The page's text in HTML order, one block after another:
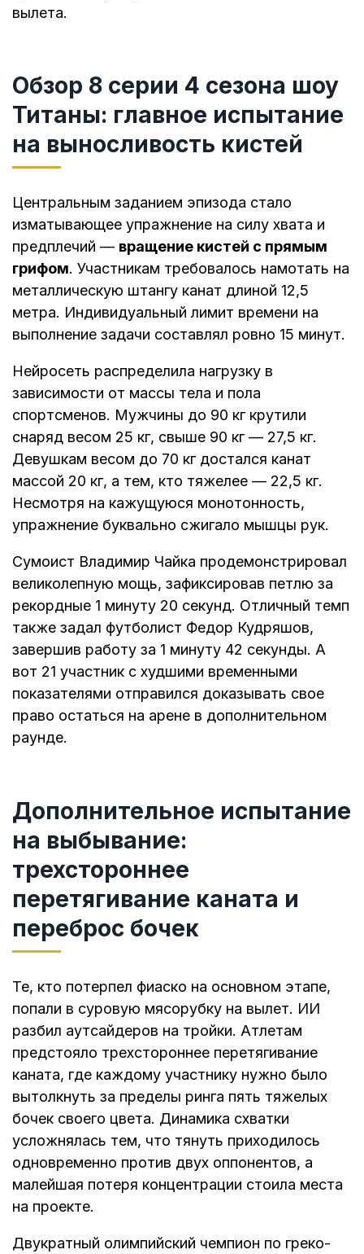
вылета.
Обзор 8 серии 4 сезона шоу
Титаны: главное испытание
на выносливость кистей
Центральным заданием эпизода стало
изматывающее упражнение на силу хвата и
предплечий — вращение кистей с прямым
грифом. Участникам требовалось намотать на
металлическую штангу канат длиной 12,5
метра. Индивидуальный лимит времени на
выполнение задачи составлял ровно 15 минут.
Нейросеть распределила нагрузку в
зависимости от массы тела и пола
спортсменов. Мужчины до 90 кг крутили
снаряд весом 25 кг, свыше 90 кг — 27,5 кг.
Девушкам весом до 70 кг достался канат
массой 20 кг, а тем, кто тяжелее — 22,5 кг.
Несмотря на кажущуюся монотонность,
упражнение буквально сжигало мышцы рук.
Сумоист Владимир Чайка продемонстрировал
великолепную мощь, зафиксировав петлю за
рекордные 1 минуту 20 секунд. Отличный темп
также задал футболист Федор Кудряшов,
завершив работу за 1 минуту 42 секунды. А
вот 21 участник с худшими временными
показателями отправился доказывать свое
право остаться на арене в дополнительном
раунде.
Дополнительное испытание
на выбывание:
трехстороннее
перетягивание каната и
переброс бочек
Те, кто потерпел фиаско на основном этапе,
попали в суровую мясорубку на вылет. ИИ
разбил аутсайдеров на тройки. Атлетам
предстояло трехстороннее перетягивание
каната, где каждому участнику нужно было
вытолкнуть за пределы ринга пять тяжелых
бочек своего цвета. Динамика схватки
усложнялась тем, что тянуть приходилось
одновременно против двух оппонентов, а
малейшая потеря концентрации стоила места
на проекте.
Двукратный олимпийский чемпион по греко-